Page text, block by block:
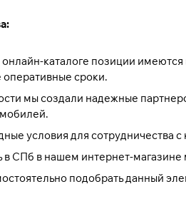
каталоге позиции
сроки.
мы создали надежные
условия для сотрудничества
в СПб в нашем интернет-
подобрать данный